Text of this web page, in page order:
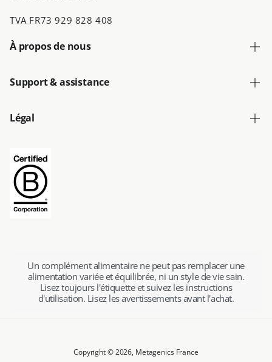
TVA FR73 929 828 408
À propos de nous
Support & assistance
Légal
Un complément alimentaire ne peut pas remplacer une
alimentation variée et équilibrée, ni un style de vie sain.
Lisez toujours l'étiquette et suivez les instructions
d'utilisation. Lisez les avertissements avant l'achat.
Copyright © 2026, Metagenics France